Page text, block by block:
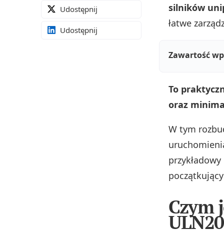
Udostępnij
Udostępnij
silników
łatwe
Zawartość
To
oraz
W tym
Czym